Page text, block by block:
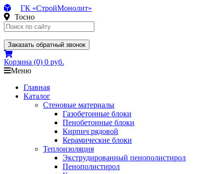
ГК «СтройМонолит»
Тосно
Заказать обратный звонок
Корзина (0) 0 руб.
Меню
Главная
Каталог
Стеновые материалы
Газобетонные блоки
Пенобетонные блоки
Кирпич рядовой
Керамические блоки
Теплоизоляция
Экструдированный пенополистирол
Пенополистирол